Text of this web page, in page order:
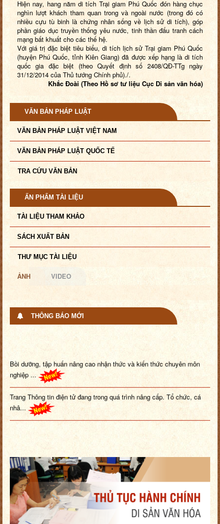
Hiện nay, hang năm di tích Trại giam Phú Quốc đón hàng chục
nghìn lượt khách tham quan trong và ngoài nước (trong đó có
nhiều cựu tù binh là chứng nhân sống về lịch sử di tích), góp
phần giáo dục truyền thống yêu nước, tinh thần đấu tranh cách
mạng bất khuất cho các thế hệ.
Với giá trị đặc biệt tiêu biểu, di tích lịch sử Trại giam Phú Quốc
(huyện Phú Quốc, tỉnh Kiên Giang) đã được xếp hạng là di tích
quốc gia đặc biệt (theo Quyết định số 2408/QĐ-TTg ngày
31/12/2014 của Thủ tướng Chính phủ)./.
Khắc Đoài (Theo Hồ sơ tư liệu Cục Di sản văn hóa)
VĂN BẢN PHÁP LUẬT
VĂN BẢN PHÁP LUẬT VIỆT NAM
VĂN BẢN PHÁP LUẬT QUỐC TẾ
TRA CỨU VĂN BẢN
ẤN PHẨM TÀI LIỆU
TÀI LIỆU THAM KHẢO
SÁCH XUẤT BẢN
THƯ MỤC TÀI LIỆU
ẢNH VIDEO
THÔNG BÁO MỚI
nghiệp ...
Trang Thông tin điện tử đang trong quá trình nâng cấp. Tổ chức, cá
nhâ...